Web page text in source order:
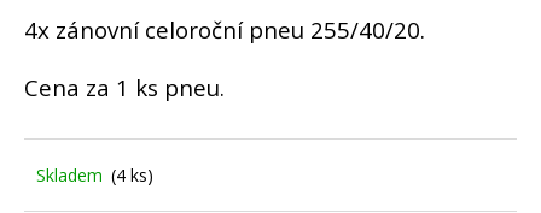
4x zánovní celoroční pneu 255/40/20.
Cena za 1 ks pneu.
Skladem (4 ks)
u
e
e
ZIMNÍ